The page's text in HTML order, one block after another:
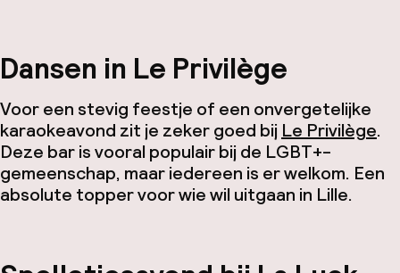
Dansen in Le Privilège
Voor een stevig feestje of een onvergetelijke
karaokeavond zit je zeker goed bij Le Privilège.
Deze bar is vooral populair bij de LGBT+-
gemeenschap, maar iedereen is er welkom. Een
absolute topper voor wie wil uitgaan in Lille.